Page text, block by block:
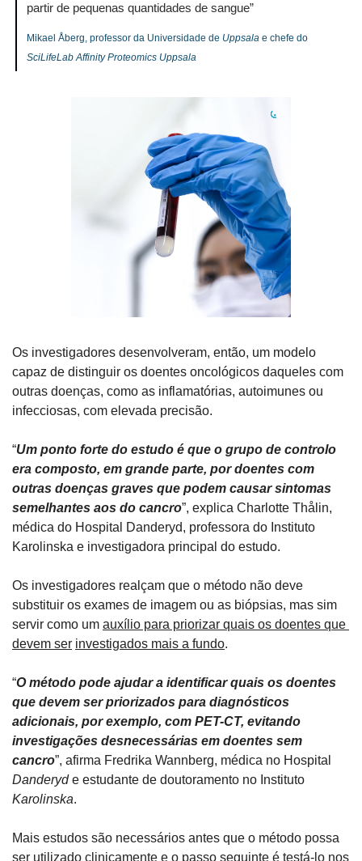
partir de pequenas quantidades de sangue”
Mikael Åberg, professor da Universidade de Uppsala
SciLifeLab Affinity Proteomics Uppsala
Os investigadores desenvolveram, então, um modelo
capaz de distinguir os doentes oncológicos daqueles com
outras doenças, como as inflamatórias, autoimunes ou
infecciosas, com elevada precisão.
“Um ponto forte do estudo é que o grupo de controlo
era composto, em grande parte, por doentes com
outras doenças graves que podem causar sintomas
semelhantes aos do cancro”, explica Charlotte Thålin,
médica do Hospital Danderyd, professora do Instituto
Karolinska e investigadora principal do estudo.
Os investigadores realçam que o método não deve
substituir os exames de imagem ou as biópsias, mas sim
servir como um auxílio para priorizar quais os doentes que
devem ser investigados mais a fundo.
“O método pode ajudar a identificar quais os doentes
que devem ser priorizados para diagnósticos
adicionais, por exemplo, com PET-CT, evitando
investigações desnecessárias em doentes sem
cancro
Danderyd
Karolinska.
Mais estudos são necessários antes que o método possa
ser utilizado clinicamente e o passo seguinte é testá-lo nos